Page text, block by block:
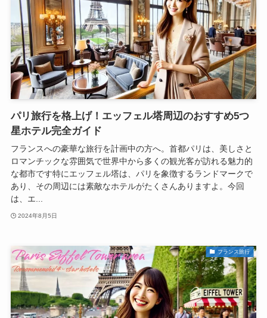
パリ旅行を格上げ！エッフェル塔周辺のおすすめ5つ
星ホテル完全ガイド
フランスへの豪華な旅行を計画中の方へ。首都パリは、美しさと
ロマンチックな雰囲気で世界中から多くの観光客が訪れる魅力的
な都市です特にエッフェル塔は、パリを象徴するランドマークで
あり、その周辺には素敵なホテルがたくさんありますよ。今回
は、エ...
2024年8月5日
フランス旅行